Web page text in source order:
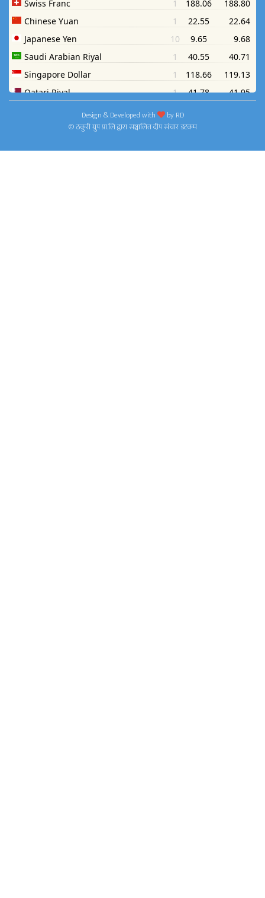
Design & Developed with byRD
© ठकुरी ग्रुप प्रा.लि द्वारा सञ्चालित दीप संचार डटकम